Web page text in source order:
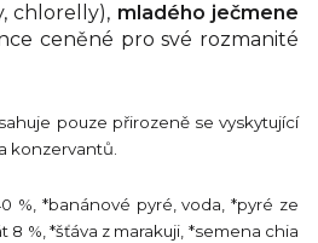
chlorelly), mladého ječmene
ceněné pro své rozmanité
pouze přirozeně se vyskytující
konzervantů.
%, *banánové pyré, voda, *pyré ze
8 %, *šťáva z marakuji, *semena chia